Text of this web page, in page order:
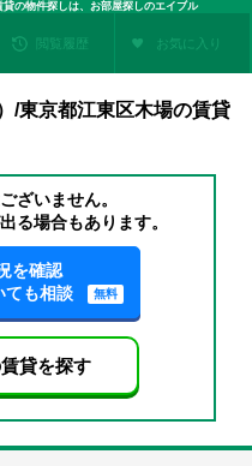
の物件探しは、お部屋探しのエイブル
閲覧履歴 お気に入り
/東京都江東区木場の賃貸
ざいません。
る場合もあります。
を確認
ても相談
無料
貸を探す